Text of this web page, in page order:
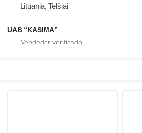
Lituania, Telšiai
UAB “KASIMA”